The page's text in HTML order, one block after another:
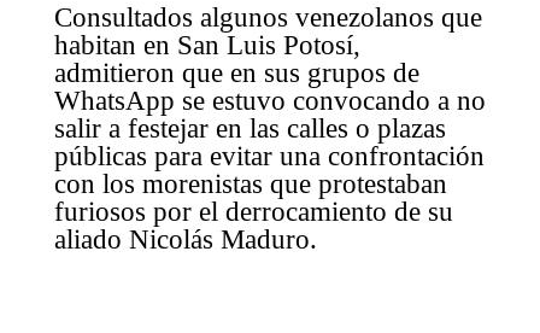
Consultados algunos venezolanos que
habitan en San Luis Potosí,
admitieron que en sus grupos de
WhatsApp se estuvo convocando a no
salir a festejar en las calles o plazas
públicas para evitar una confrontación
con los morenistas que protestaban
furiosos por el derrocamiento de su
aliado Nicolás Maduro.